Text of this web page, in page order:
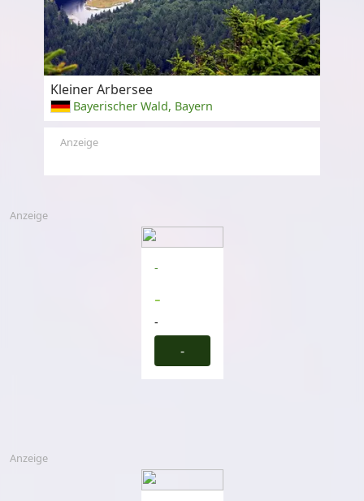
Kleiner Arbersee
Bayerischer Wald, Bayern
Anzeige
Anzeige
-
-
-
-
Anzeige